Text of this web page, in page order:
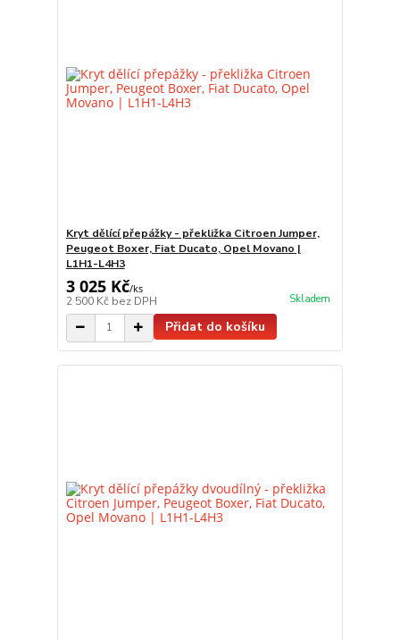
Kryt dělící přepážky - překližka Citroen Jumper,
Peugeot Boxer, Fiat Ducato, Opel Movano |
L1H1-L4H3
3 025 Kč/ks
2 500 Kč bez DPH Skladem
Přidat do košíku